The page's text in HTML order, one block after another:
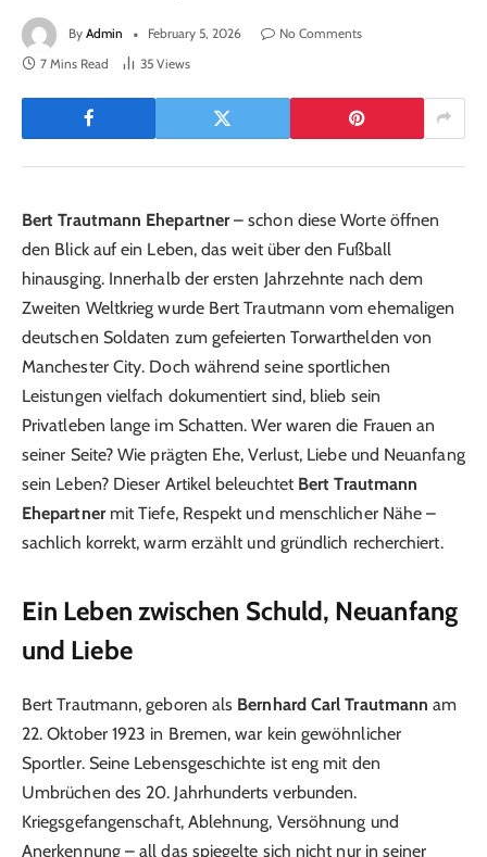
By Admin February 5, 2026
No Comments
7 Mins Read
35 Views
Bert Trautmann Ehepartner– schon diese Worte öffnen
den Blick auf ein Leben, das weit über den Fußball
hinausging. Innerhalb der ersten Jahrzehnte nach dem
Zweiten Weltkrieg wurde Bert Trautmann vom ehemaligen
deutschen Soldaten zum gefeierten Torwarthelden von
Manchester City. Doch während seine sportlichen
Leistungen vielfach dokumentiert sind, blieb sein
Privatleben lange im Schatten. Wer waren die Frauen an
seiner Seite? Wie prägten Ehe, Verlust, Liebe und Neuanfang
sein Leben? Dieser Artikel beleuchtet Bert Trautmann
Ehepartnermit Tiefe, Respekt und menschlicher Nähe –
sachlich korrekt, warm erzählt und gründlich recherchiert.
Ein Leben zwischen Schuld, Neuanfang
und Liebe
Bert Trautmann, geboren als Bernhard Carl Trautmann am
22. Oktober 1923 in Bremen, war kein gewöhnlicher
Sportler. Seine Lebensgeschichte ist eng mit den
Umbrüchen des 20. Jahrhunderts verbunden.
Kriegsgefangenschaft, Ablehnung, Versöhnung und
Anerkennung – all das spiegelte sich nicht nur in seiner